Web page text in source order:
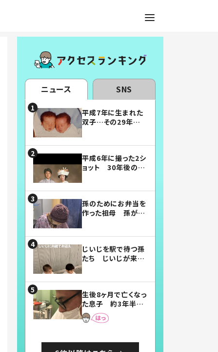
ニュース SNS
平成7年に生まれた
双子…その29年後
平成6年に撮った2シ
ョット 30年後の姿
孫のためにお弁当を
作った祖母 孫が絶
じいじを駅で待つ孫
たち じいじが来た
まらない」「幸せにな
れる」
生後8ヶ月で亡くなっ
た息子 約3年半
後、当時の妻の日記
に書いてあった本音